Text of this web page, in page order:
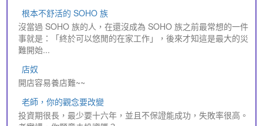
根本不舒活的 SOHO 族
沒當過 SOHO 族的人，在還沒成為 SOHO 族之前最常想的一件
事就是：「終於可以悠閒的在家工作」，後來才知這是最大的災
難開始...
店奴
開店容易養店難~~
老師，你的觀念要改變
投資期很長，最少要十六年，並且不保證能成功，失敗率很高。